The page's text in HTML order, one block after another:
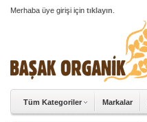
Merhaba üye girişi için tıklayın
Tüm Kategoriler Markalar